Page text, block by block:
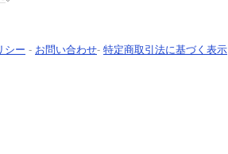
シー - お問い合わせ- 特定商取引法に基づく表示